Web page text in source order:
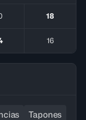
18
16
Tapones